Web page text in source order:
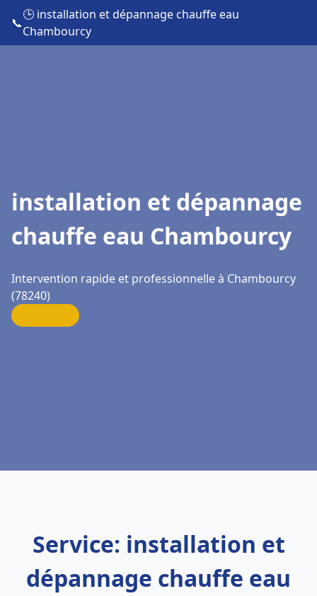
📞
🕒 installation et dépannage chauffe eau
Chambourcy
installation et dépannage
chauffe eau Chambourcy
Intervention rapide et professionnelle à Chambourcy
(78240)
Service: installation et
dépannage chauffe eau